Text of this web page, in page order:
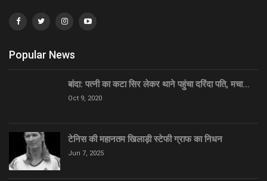
Popular News
बांदा: पत्नी का कटा सिर लेकर थाने पहुंचा दरिंदा पति, मचा…
Oct 9, 2020
टेनिस की महानतम खिलाड़ी स्टेफी ग्राफ का निधन
Jun 7, 2025